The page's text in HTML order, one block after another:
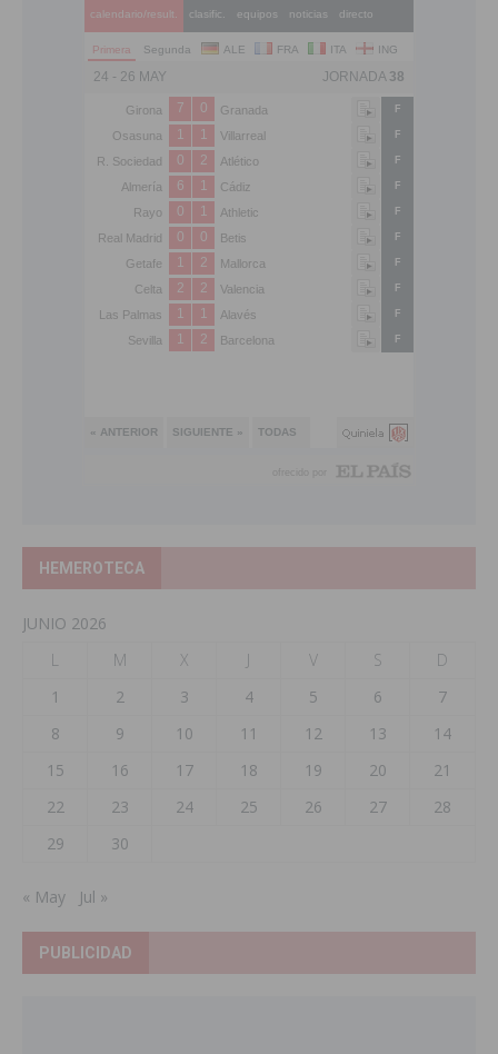
HEMEROTECA
JUNIO 2026
L
M X J V S
D
1
2 3 4 5 6
7
8
9 10 11 12 13
14
15
16 17 18 19 20
21
22
23 24 25 26 27
28
29
30
« May Jul »
PUBLICIDAD